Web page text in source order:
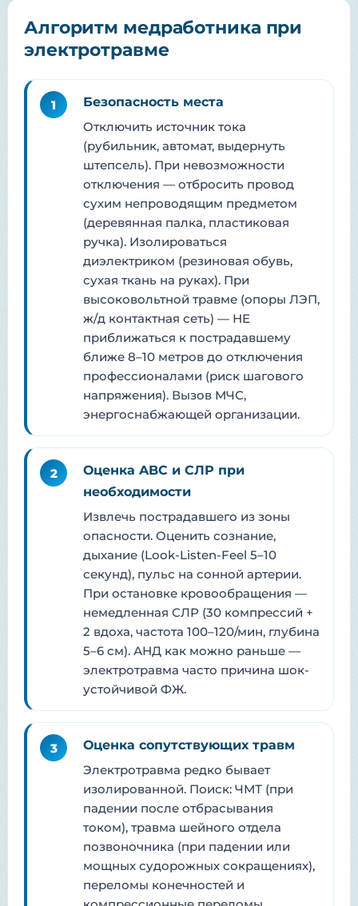
Алгоритм медработника при
электротравме
1
Безопасность места
Отключить источник тока
(рубильник, автомат, выдернуть
штепсель). При невозможности
отключения — отбросить провод
сухим непроводящим предметом
(деревянная палка, пластиковая
ручка). Изолироваться
диэлектриком (резиновая обувь,
сухая ткань на руках). При
высоковольтной травме (опоры ЛЭП,
ж/д контактная сеть) — НЕ
приближаться к пострадавшему
ближе 8–10 метров до отключения
профессионалами (риск шагового
напряжения). Вызов МЧС,
энергоснабжающей организации.
2
Оценка ABC и СЛР при
необходимости
Извлечь пострадавшего из зоны
опасности. Оценить сознание,
дыхание (Look-Listen-Feel 5–10
секунд), пульс на сонной артерии.
При остановке кровообращения —
немедленная СЛР (30 компрессий +
2 вдоха, частота 100–120/мин, глубина
5–6 см). АНД как можно раньше —
электротравма часто причина шок-
устойчивой ФЖ.
3
Оценка сопутствующих травм
Электротравма редко бывает
изолированной. Поиск: ЧМТ (при
падении после отбрасывания
током), травма шейного отдела
позвоночника (при падении или
мощных судорожных сокращениях),
переломы конечностей и